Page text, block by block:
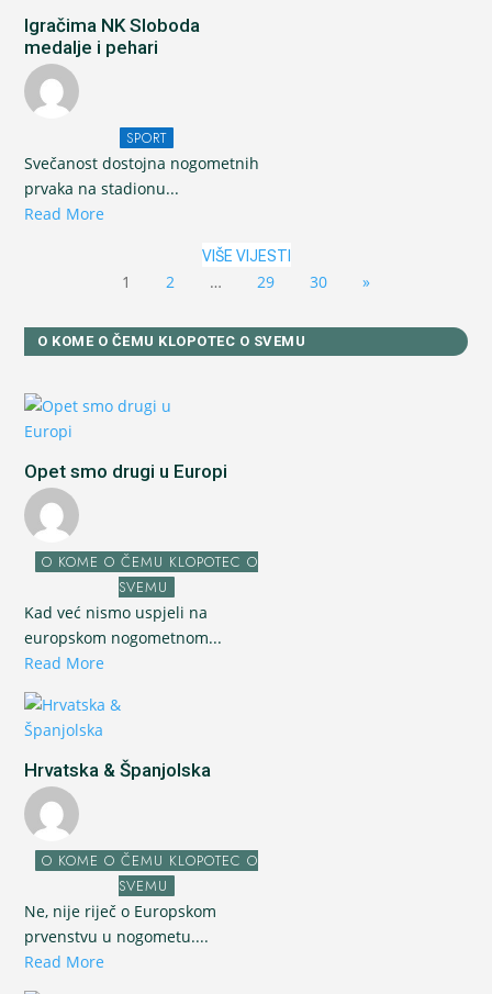
Igračima NK Sloboda
medalje i pehari
SPORT
Svečanost dostojna nogometnih
prvaka na stadionu...
Read More
VIŠE VIJESTI
1 2 … 29 30 »
O KOME O ČEMU KLOPOTEC O SVEMU
Opet smo drugi u Europi
O KOME O ČEMU KLOPOTEC O
SVEMU
Kad već nismo uspjeli na
europskom nogometnom...
Read More
Hrvatska & Španjolska
O KOME O ČEMU KLOPOTEC O
SVEMU
Ne, nije riječ o Europskom
prvenstvu u nogometu....
Read More